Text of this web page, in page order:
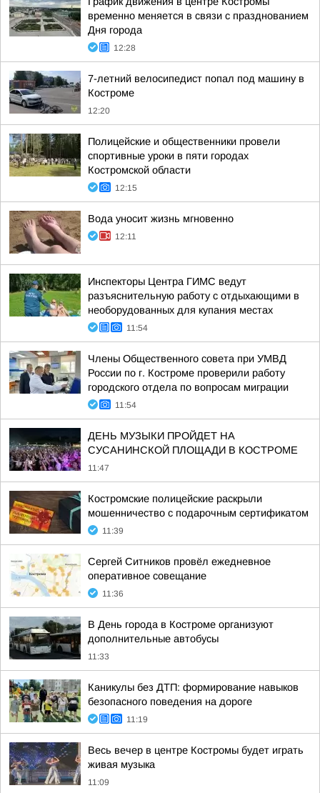
временно меняется в связи с празднованием
Дня города
12:28
7-летний велосипедист попал под машину в
Костроме
12:20
Полицейские и общественники провели
спортивные уроки в пяти городах
Костромской области
12:15
Вода уносит жизнь мгновенно
12:11
Инспекторы Центра ГИМС ведут
разъяснительную работу с отдыхающими в
необорудованных для купания местах
11:54
Члены Общественного совета при УМВД
России по г. Костроме проверили работу
городского отдела по вопросам миграции
11:54
ДЕНЬ МУЗЫКИ ПРОЙДЕТ НА
СУСАНИНСКОЙ ПЛОЩАДИ В КОСТРОМЕ
11:47
Костромские полицейские раскрыли
мошенничество с подарочным сертификатом
11:39
Сергей Ситников провёл ежедневное
оперативное совещание
11:36
В День города в Костроме организуют
дополнительные автобусы
11:33
Каникулы без ДТП: формирование навыков
безопасного поведения на дороге
11:19
Весь вечер в центре Костромы будет играть
живая музыка
11:09